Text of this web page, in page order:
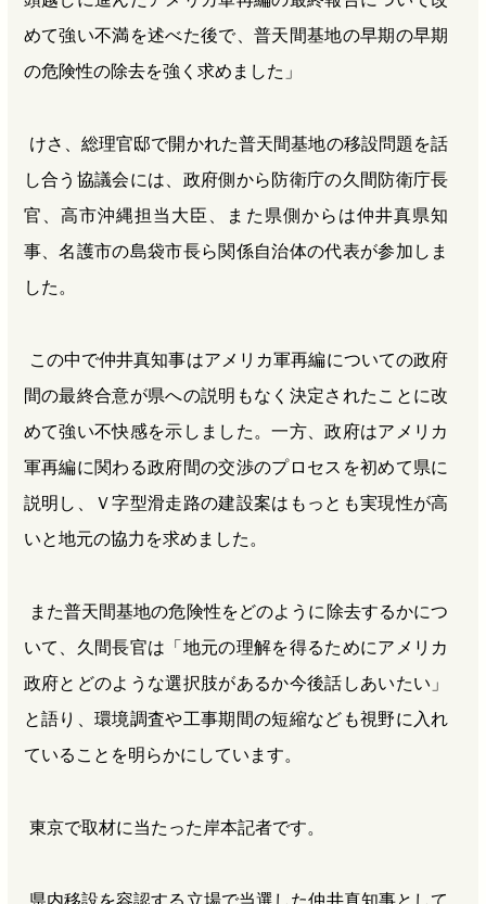
めて強い不満を述べた後で、普天間基地の早期の早期
の危険性の除去を強く求めました」
けさ、総理官邸で開かれた普天間基地の移設問題を話
し合う協議会には、政府側から防衛庁の久間防衛庁長
官、高市沖縄担当大臣、また県側からは仲井真県知
事、名護市の島袋市長ら関係自治体の代表が参加しま
した。
この中で仲井真知事はアメリカ軍再編についての政府
間の最終合意が県への説明もなく決定されたことに改
めて強い不快感を示しました。一方、政府はアメリカ
軍再編に関わる政府間の交渉のプロセスを初めて県に
説明し、Ｖ字型滑走路の建設案はもっとも実現性が高
いと地元の協力を求めました。
また普天間基地の危険性をどのように除去するかにつ
いて、久間長官は「地元の理解を得るためにアメリカ
政府とどのような選択肢があるか今後話しあいたい」
と語り、環境調査や工事期間の短縮なども視野に入れ
ていることを明らかにしています。
東京で取材に当たった岸本記者です。
県内移設を容認する立場で当選した仲井真知事として